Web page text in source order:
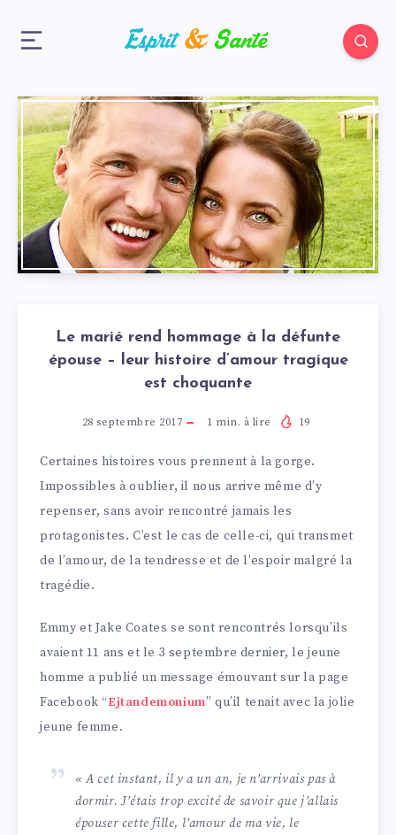
Le marié rend hommage à la défunte
épouse – leur histoire d’amour tragique
est choquante
28 septembre 2017 1 min. à lire 19
Certaines histoires vous prennent à la gorge.
Impossibles à oublier, il nous arrive même d’y
repenser, sans avoir rencontré jamais les
protagonistes. C’est le cas de celle-ci, qui transmet
de l’amour, de la tendresse et de l’espoir malgré la
tragédie.
Emmy et Jake Coates se sont rencontrés lorsqu’ils
avaient 11 ans et le 3 septembre dernier, le jeune
homme a publié un message émouvant sur la page
Facebook “Ejtandemonium” qu’il tenait avec la jolie
jeune femme.
« A cet instant, il y a un an, je n’arrivais pas à
dormir. J’étais trop excité de savoir que j’allais
épouser cette fille, l’amour de ma vie, le